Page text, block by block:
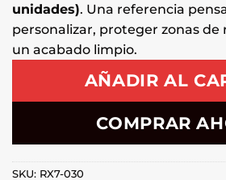
unidades). Una referencia
personalizar, proteger zonas de
un acabado limpio.
AÑADIR AL
COMPRAR
SKU: RX7-030